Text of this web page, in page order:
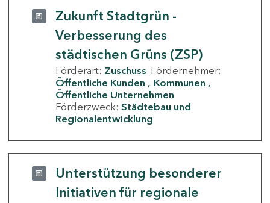
Zukunft Stadtgrün -
Verbesserung des
städtischen Grüns (ZSP)
Förderart: Zuschuss Fördernehmer:
Öffentliche Kunden
Kommunen
Öffentliche Unternehmen
Förderzweck: Städtebau und
Regionalentwicklung
Unterstützung besonderer
Initiativen für regionale